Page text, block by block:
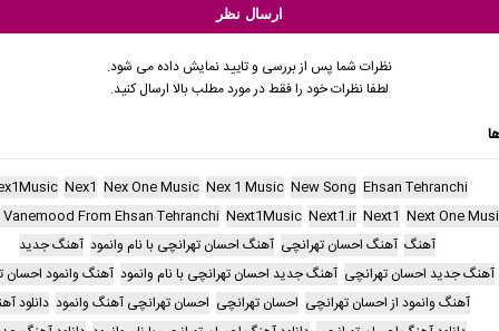
نظرات شما پس از بررسی و تایید نمایش داده می شود.
لطفا نظرات خود را فقط در مورد مطلب بالا ارسال کنید.
Ehsan Tehranchi
New Song
Nex 1 Music
Nex One Music
Nex1
Next One
Next1
Next1.ir
Next1Music
From Ehsan Tehranchi
آهنگ آهنگ احسان تهرانچی آهنگ احسان تهرانچی با نام وانمود آهنگ جدید
آهنگ جدید احسان تهرانچی آهنگ جدید احسان تهرانچی با نام وانمود آهنگ وانمود احسان
آهنگ وانمود از احسان تهرانچی احسان تهرانچی احسان تهرانچی آهنگ وانمود دانلود